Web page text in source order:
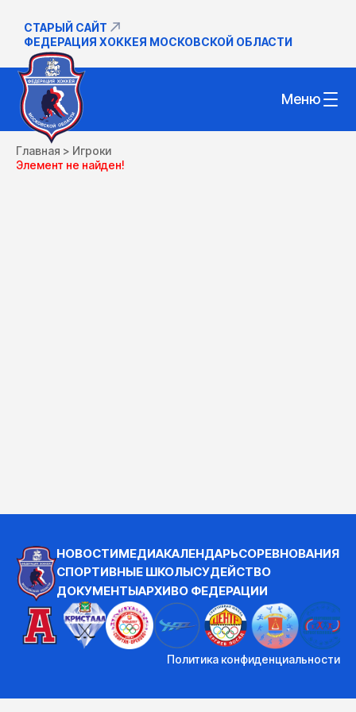
СТАРЫЙ САЙТ
ФЕДЕРАЦИЯ ХОККЕЯ МОСКОВСКОЙ ОБЛАСТИ
Меню
Главная > Игроки
Элемент не найден!
НОВОСТИМЕДИАКАЛЕНДАРЬСОРЕВНОВАНИЯ
СПОРТИВНЫЕ ШКОЛЫСУДЕЙСТВО
ДОКУМЕНТЫАРХИВО ФЕДЕРАЦИИ
Политика конфиденциальности